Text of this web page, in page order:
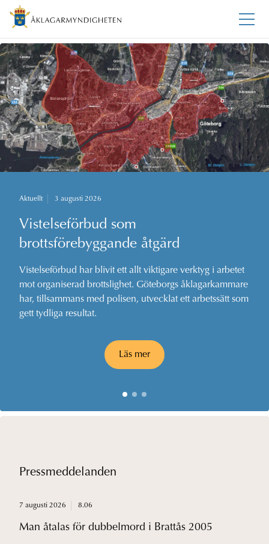
Aktuellt 3 augusti 2026
Vistelseförbud som
brottsförebyggande åtgärd
Vistelseförbud har blivit ett allt viktigare verktyg i arbetet
mot organiserad brottslighet. Göteborgs åklagarkammare
har, tillsammans med polisen, utvecklat ett arbetssätt som
gett tydliga resultat.
Läs mer
Pressmeddelanden
7 augusti 2026 8.06
Man åtalas för dubbelmord i Brattås 2005